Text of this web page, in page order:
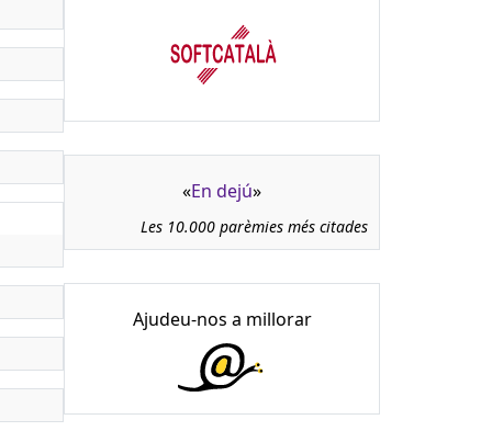
«En dejú»
Les 10.000 parèmies més citades
Ajudeu-nos a millorar